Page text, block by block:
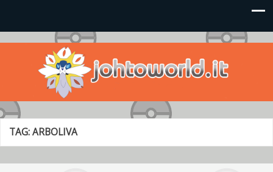
Johto World
Le novità più frizzanti dall'universo Pokémon e Nintendo
TAG:ARBOLIVA